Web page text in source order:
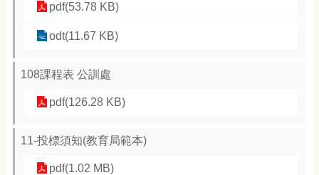
pdf(53.78 KB)
odt(11.67 KB)
108課程表 公訓處
pdf(126.28 KB)
11-投標須知(教育局範本)
pdf(1.02 MB)